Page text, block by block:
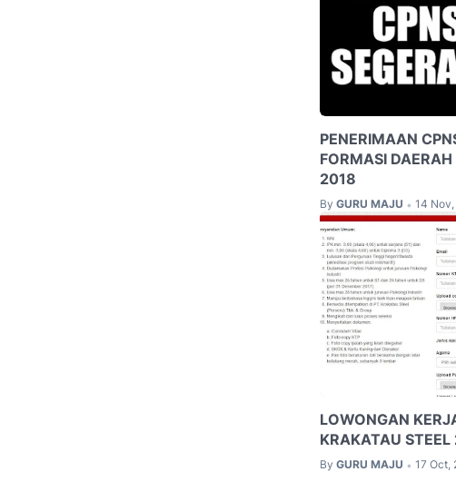
PENERIMAAN
FORMASI
2018
By GURU MAJU • 14
LOWONGAN
KRAKATAU STEEL
By GURU MAJU • 17 Oct,